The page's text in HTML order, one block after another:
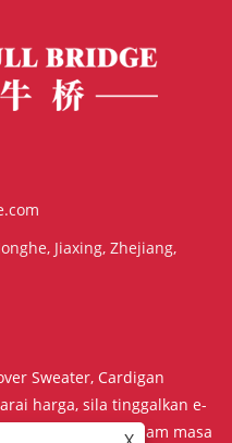
Jiaxing, Zhejiang,
Sweater, Cardigan
harga, sila tinggalkan e-
berhubung dalam masa